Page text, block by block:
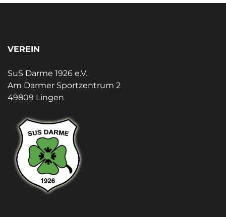
VEREIN
SuS Darme 1926 e.V.
Am Darmer Sportzentrum 2
49809 Lingen